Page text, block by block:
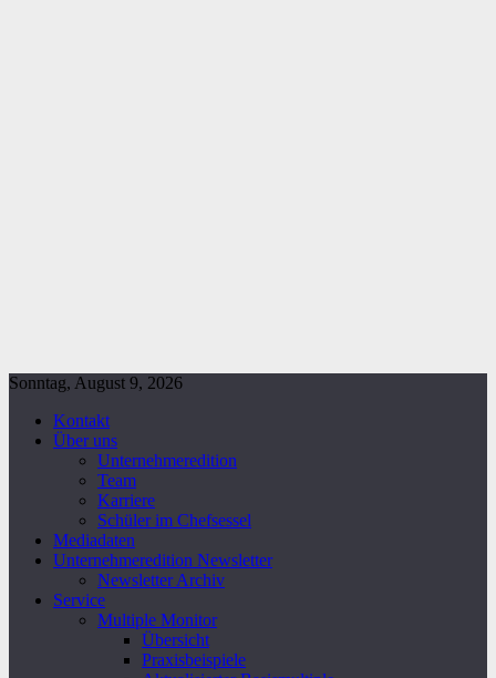
Sonntag, August 9, 2026
Kontakt
Über uns
Unternehmeredition
Team
Karriere
Schüler im Chefsessel
Mediadaten
Unternehmeredition Newsletter
Newsletter Archiv
Service
Multiple Monitor
Übersicht
Praxisbeispiele